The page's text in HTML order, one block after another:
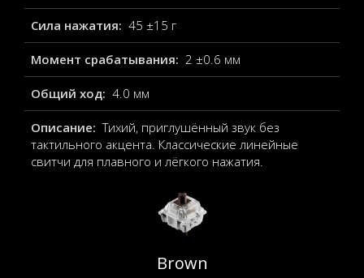
Сила нажатия: 45 ±15 г
Момент срабатывания: 2 ±0.6 мм
Общий ход: 4.0 мм
Описание: Тихий, приглушённый звук без
тактильного акцента. Классические линейные
свитчи для плавного и лёгкого нажатия.
Brown